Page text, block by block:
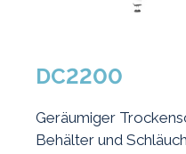
DC2200
Geräumiger
Behälter und